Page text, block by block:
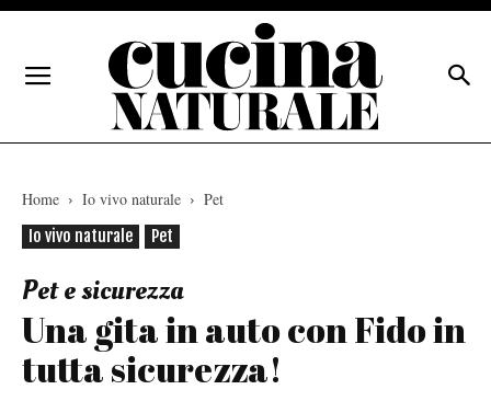
Home Io vivo naturale
Pet
Io vivo naturale
Pet
Pet e sicurezza
Una gita in auto con Fido in
tutta sicurezza!